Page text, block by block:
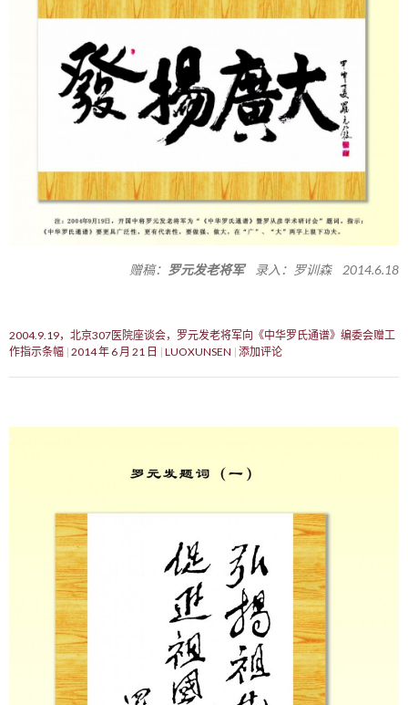
赠稿： 罗元发老将军录入：罗训森 2014.6.18
2004.9.19，北京307医院座谈会，罗元发老将军向《中华罗氏通谱》编委会赠工
作指示条幅 2014 年 6 月 21 日 LUOXUNSEN 添加评论